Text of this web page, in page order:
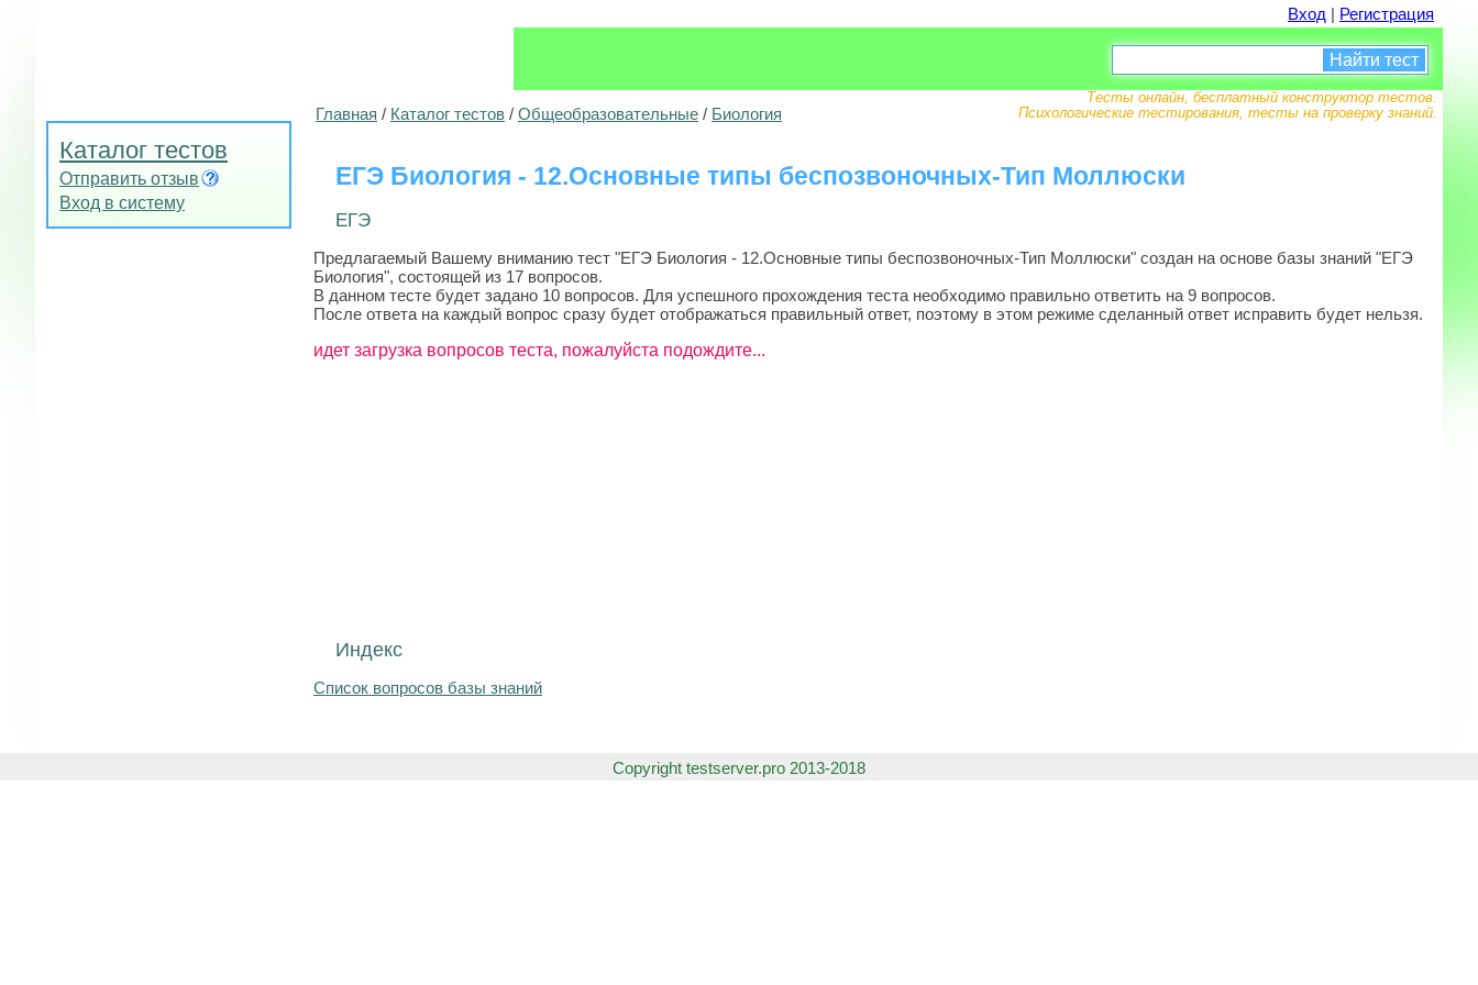
Вход | Регистрация
Тесты онлайн, бесплатный конструктор тестов.
Психологические тестирования, тесты на проверку знаний.
Найти тест
Каталог тестов
Отправить отзыв
Вход в систему
Главная / Каталог тестов / Общеобразовательные / Биология
ЕГЭ Биология - 12.Основные типы беспозвоночных-Тип Моллюски
ЕГЭ
Предлагаемый Вашему вниманию тест "ЕГЭ Биология - 12.Основные типы беспозвоночных-Тип Моллюски" создан на основе базы знаний "ЕГЭ
Биология", состоящей из 17 вопросов.
В данном тесте будет задано 10 вопросов. Для успешного прохождения теста необходимо правильно ответить на 9 вопросов.
После ответа на каждый вопрос сразу будет отображаться правильный ответ, поэтому в этом режиме сделанный ответ исправить будет нельзя.
идет загрузка вопросов теста, пожалуйста подождите...
Индекс
Список вопросов базы знаний
Copyright testserver.pro 2013-2018